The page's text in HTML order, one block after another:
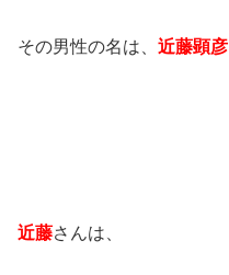
その男性の名は、 近藤顕彦
近藤さんは、